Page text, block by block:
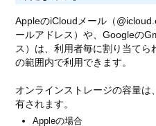
AppleのiCloudメール（
ールアドレス）や、Googleの
ス）は、利用者毎に割り当て
の範囲内で利用できます。
オンラインストレージの容量
有されます。
Appleの場合